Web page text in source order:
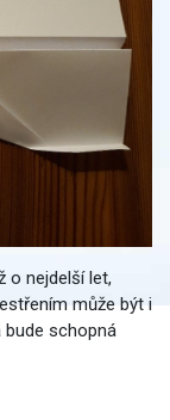
o nejdelší let,
může být i
schopná